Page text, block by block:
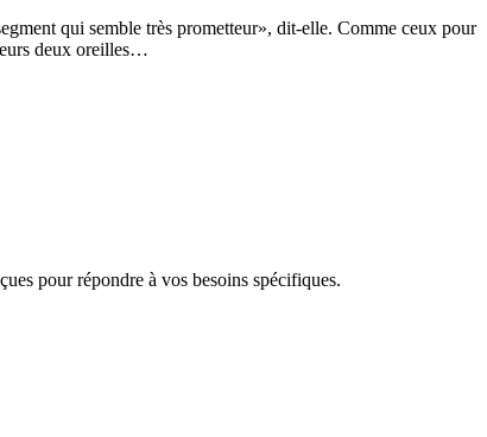
qui semble très prometteur», dit-elle. Comme ceux pour
deux oreilles…
pour répondre à vos besoins spécifiques.